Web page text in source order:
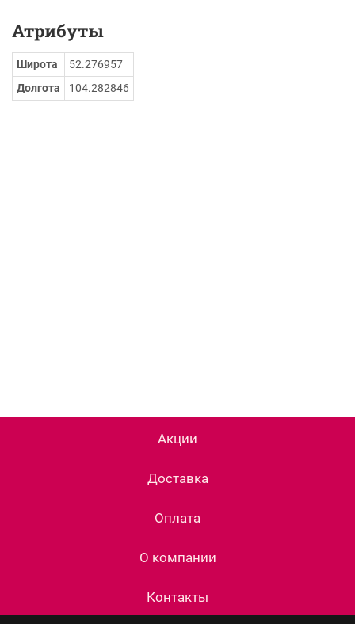
Атрибуты
Широта
52.276957
Долгота
104.282846
Акции
Доставка
Оплата
О компании
Контакты